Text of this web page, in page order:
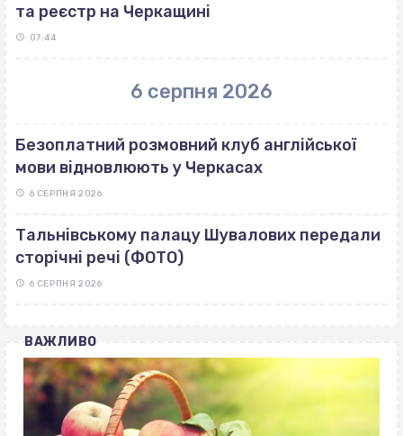
та реєстр на Черкащині
07:44
6 серпня 2026
Безоплатний розмовний клуб англійської
мови відновлюють у Черкасах
6 СЕРПНЯ 2026
Тальнівському палацу Шувалових передали
сторічні речі (ФОТО)
6 СЕРПНЯ 2026
ВАЖЛИВО